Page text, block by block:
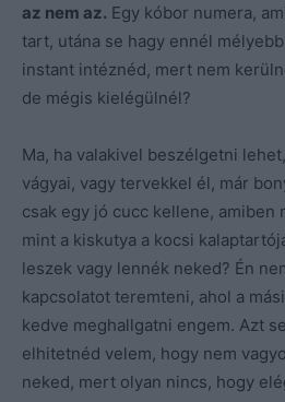
az nem az. Egy kóbor numera,
tart, utána se hagy ennél
instant intéznéd, mert nem
de mégis kielégülnél?
Ma, ha valakivel beszélgetni
vágyai, vagy tervekkel él, már
csak egy jó cucc kellene, amiben
mint a kiskutya a kocsi
leszek vagy lennék neked? Én
kapcsolatot teremteni, ahol a
kedve meghallgatni engem. Azt
elhitetnéd velem, hogy nem
neked, mert olyan nincs, hogy